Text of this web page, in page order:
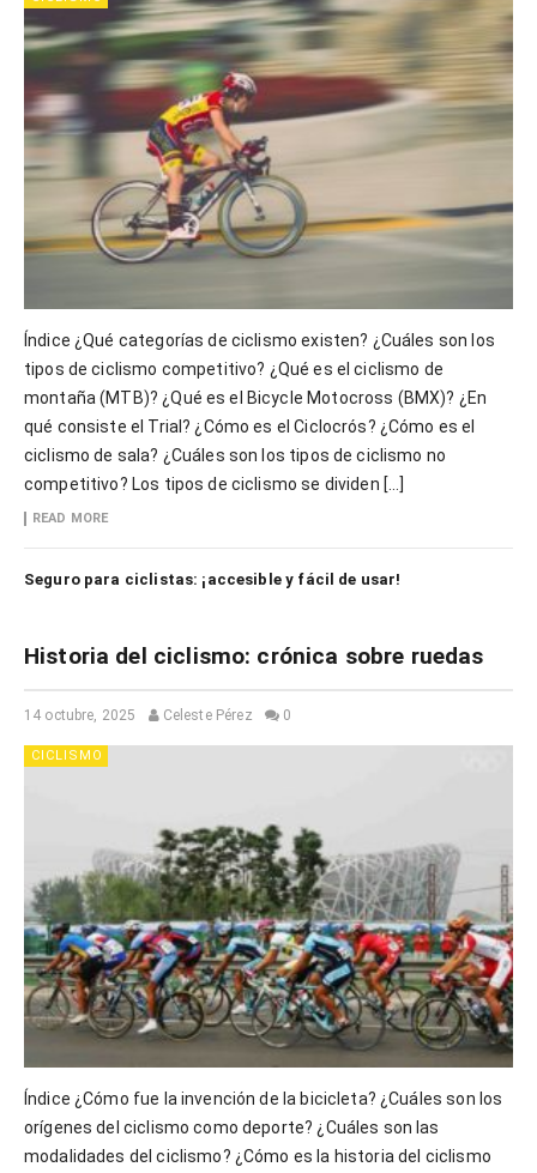
Índice ¿Qué categorías de ciclismo existen? ¿Cuáles son los
tipos de ciclismo competitivo? ¿Qué es el ciclismo de
montaña (MTB)? ¿Qué es el Bicycle Motocross (BMX)? ¿En
qué consiste el Trial? ¿Cómo es el Ciclocrós? ¿Cómo es el
ciclismo de sala? ¿Cuáles son los tipos de ciclismo no
competitivo? Los tipos de ciclismo se dividen […]
READ MORE
Seguro para ciclistas: ¡accesible y fácil de usar!
Historia del ciclismo: crónica sobre ruedas
14 octubre, 2025 Celeste Pérez 0
CICLISMO
Índice ¿Cómo fue la invención de la bicicleta? ¿Cuáles son los
orígenes del ciclismo como deporte? ¿Cuáles son las
modalidades del ciclismo? ¿Cómo es la historia del ciclismo